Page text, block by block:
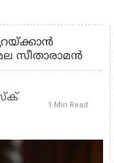
സീതാരാമൻ
1 Min Read